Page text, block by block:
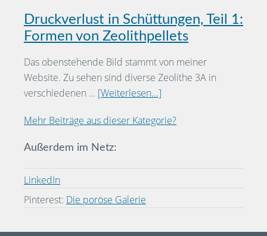
Druckverlust in Schüttungen, Teil 1:
Formen von Zeolithpellets
Das obenstehende Bild stammt von meiner
Website. Zu sehen sind diverse Zeolithe 3A in
verschiedenen … [Weiterlesen...]
Mehr Beiträge aus dieser Kategorie?
Außerdem im Netz:
LinkedIn
Pinterest: Die poröse Galerie